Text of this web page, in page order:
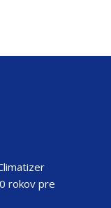
rokov pre